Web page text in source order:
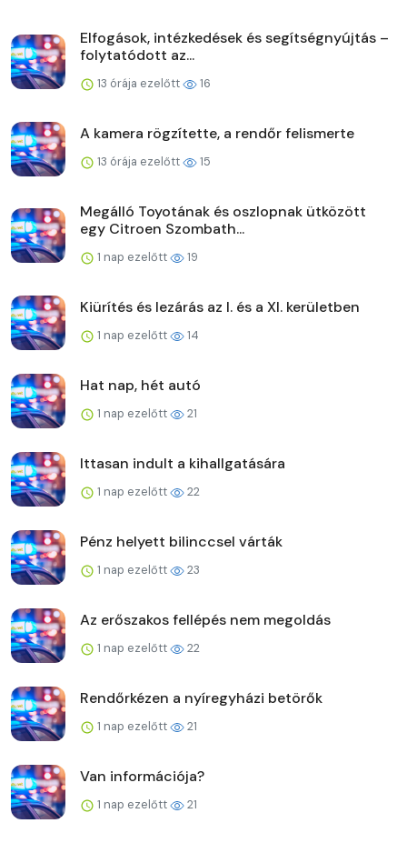
Elfogások, intézkedések és segítségnyújtás –
folytatódott az...
13 órája ezelőtt 16
A kamera rögzítette, a rendőr felismerte
13 órája ezelőtt 15
Megálló Toyotának és oszlopnak ütközött
egy Citroen Szombath...
1 nap ezelőtt 19
Kiürítés és lezárás az I. és a XI. kerületben
1 nap ezelőtt 14
Hat nap, hét autó
1 nap ezelőtt 21
Ittasan indult a kihallgatására
1 nap ezelőtt 22
Pénz helyett bilinccsel várták
1 nap ezelőtt 23
Az erőszakos fellépés nem megoldás
1 nap ezelőtt 22
Rendőrkézen a nyíregyházi betörők
1 nap ezelőtt 21
Van információja?
1 nap ezelőtt 21